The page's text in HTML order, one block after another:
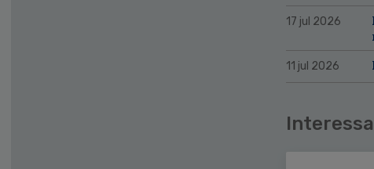
17 jul 2026
11 jul 2026